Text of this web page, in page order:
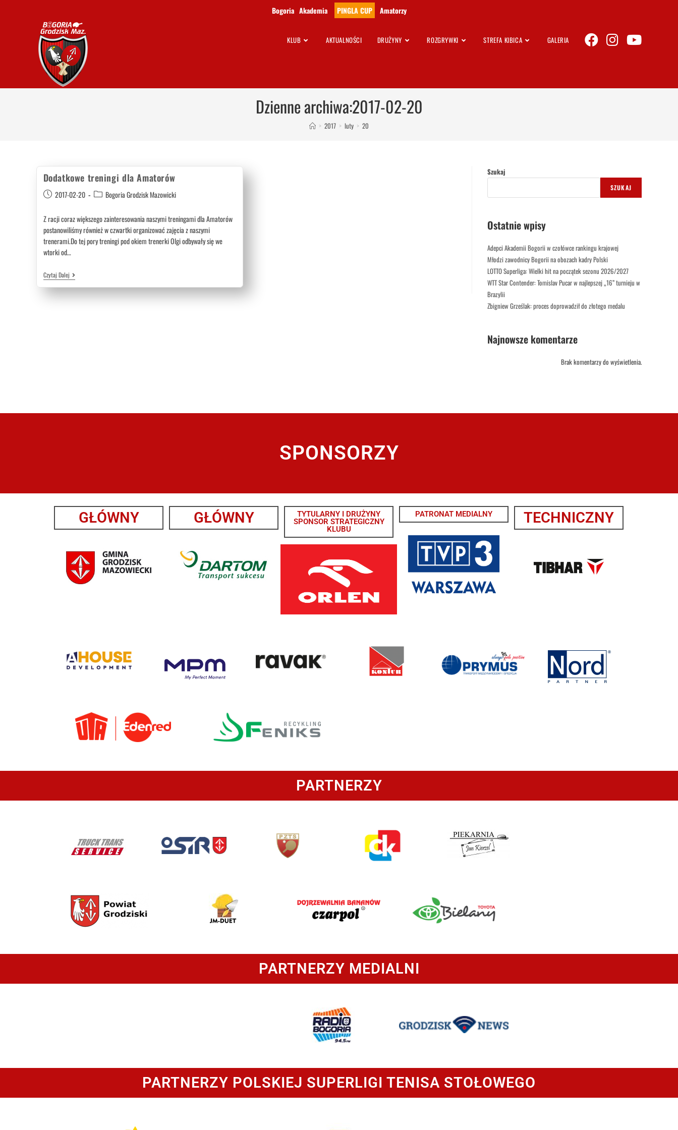
Bogoria Akademia PINGLA CUP Amatorzy
KLUB AKTUALNOŚCI DRUŻYNY ROZGRYWKI STREFA KIBICA GALERIA
Dzienne archiwa:2017-02-20
> 2017 > luty > 20
Dodatkowe treningi dla Amatorów
2017-02-20 Bogoria Grodzisk Mazowicki
Z racji coraz większego zainteresowania naszymi treningami dla Amatorów
postanowiliśmy również w czwartki organizować zajęcia z naszymi
trenerami.Do tej pory treningi pod okiem trenerki Olgi odbywały się we
wtorki od…
Czytaj Dalej
Szukaj
SZUKAJ
Ostatnie wpisy
Adepci Akademii Bogorii w czołówce rankingu krajowej
Młodzi zawodnicy Bogorii na obozach kadry Polski
LOTTO Superliga: Wielki hit na początek sezonu 2026/2027
WTT Star Contender: Tomislav Pucar w najlepszej „16” turnieju w
Brazylii
Zbigniew Grześlak: proces doprowadził do złotego medalu
Najnowsze komentarze
Brak komentarzy do wyświetlenia.
SPONSORZY
GŁÓWNY GŁÓWNY
TYTULARNY I DRUŻYNY
SPONSOR STRATEGICZNY
KLUBU
PATRONAT MEDIALNY TECHNICZNY
PARTNERZY
PARTNERZY MEDIALNI
PARTNERZY POLSKIEJ SUPERLIGI TENISA STOŁOWEGO